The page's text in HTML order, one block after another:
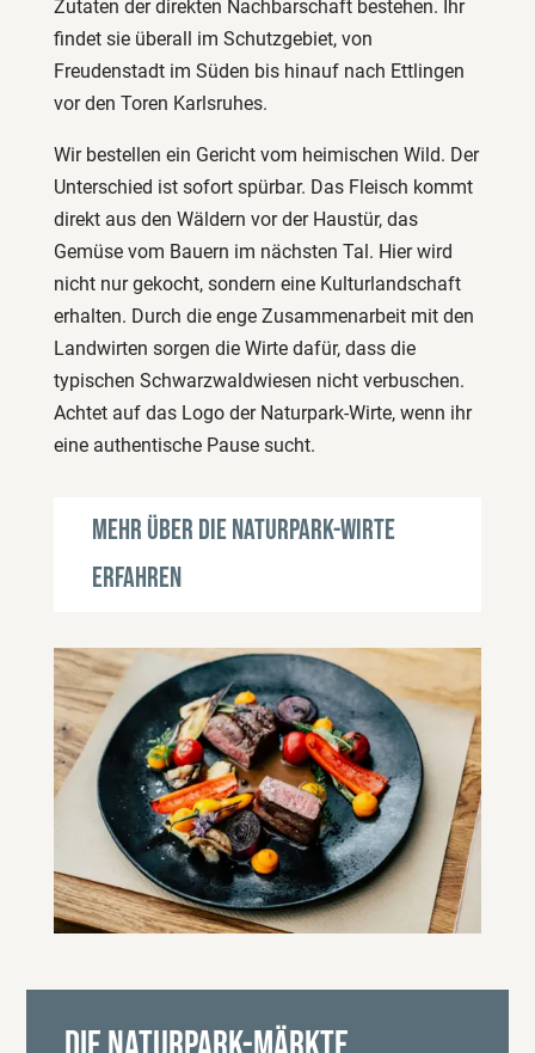
Zutaten der direkten Nachbarschaft bestehen. Ihr
findet sie überall im Schutzgebiet, von
Freudenstadt im Süden bis hinauf nach Ettlingen
vor den Toren Karlsruhes.
Wir bestellen ein Gericht vom heimischen Wild. Der
Unterschied ist sofort spürbar. Das Fleisch kommt
direkt aus den Wäldern vor der Haustür, das
Gemüse vom Bauern im nächsten Tal. Hier wird
nicht nur gekocht, sondern eine Kulturlandschaft
erhalten. Durch die enge Zusammenarbeit mit den
Landwirten sorgen die Wirte dafür, dass die
typischen Schwarzwaldwiesen nicht verbuschen.
Achtet auf das Logo der Naturpark-Wirte, wenn ihr
eine authentische Pause sucht.
Mehr über die Naturpark-Wirte
erfahren